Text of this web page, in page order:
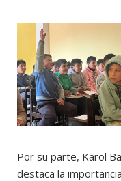
Por su parte, Karol
destaca la